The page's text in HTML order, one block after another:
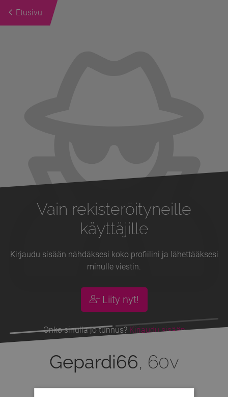
Etusivu
Vain rekisteröityneille
käyttäjille
Kirjaudu sisään nähdäksesi koko profiilini ja lähettääksesi
minulle viestin.
Liity nyt!
Onko sinulla jo tunnus? Kirjaudu sisään
Gepardi66, 60v